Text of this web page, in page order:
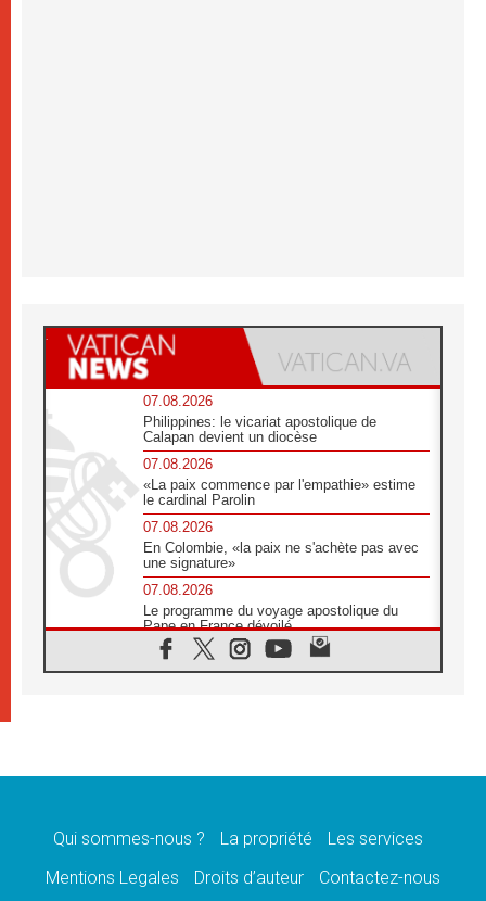
07.08.2026
Philippines: le vicariat apostolique de
Calapan devient un diocèse
07.08.2026
«La paix commence par l'empathie» estime
le cardinal Parolin
07.08.2026
En Colombie, «la paix ne s'achète pas avec
une signature»
07.08.2026
Le programme du voyage apostolique du
Pape en France dévoilé
07.08.2026
1ère Conférence continentale sur l'éducation
07.08.2026
07.08.2026
lancement des «dix jours de prière pour la
Qui sommes-nous ? La propriété
Les services
Mentions Legales
Droits d’auteur Contactez-nous